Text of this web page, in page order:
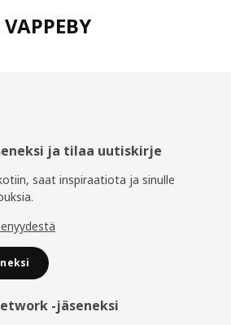
ja tilaa uutiskirje
saat inspiraatiota ja sinulle
-jäseneksi